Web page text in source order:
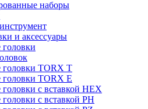
наборы
и аксессуары
головки TORX T
головки TORX Е
с вставкой HEX
с вставкой PH